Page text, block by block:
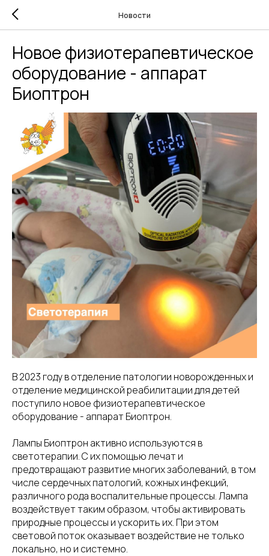
Новости
Новое физиотерапевтическое
оборудование - аппарат
Биоптрон
В 2023 году в отделение патологии новорожденных и
отделение медицинской реабилитации для детей
поступило новое физиотерапевтическое
оборудование - аппарат Биоптрон.
Лампы Биоптрон активно используются в
светотерапии. С их помощью лечат и
предотвращают развитие многих заболеваний, в том
числе сердечных патологий, кожных инфекций,
различного рода воспалительные процессы. Лампа
воздействует таким образом, чтобы активировать
природные процессы и ускорить их. При этом
световой поток оказывает воздействие не только
локально, но и системно.